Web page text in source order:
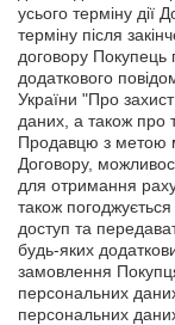
усього терміну дії
терміну після
договору Покупець
додаткового
України "Про
даних, а також про
Продавцю з метою
Договору,
для отримання
також
доступ та
будь-яких
замовлення
персональних
персональних